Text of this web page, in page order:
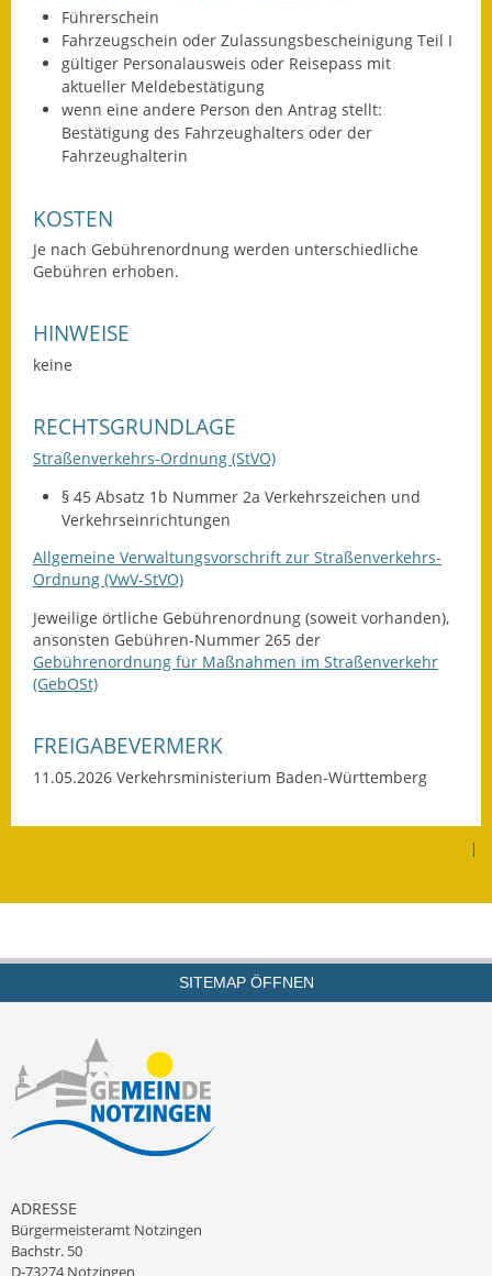
Sitzungsberichte 2018
Sitzungsberichte 2019
Haushalt & Finanzen
Wasserversorgung
Heiraten in Notzingen
Mitarbeiter
Ortsrecht
Bauen und Wohnen
Führerschein
Fahrzeugschein oder Zulassungsbescheinigung Teil I
gültiger Personalausweis oder Reisepass mit
aktueller Meldebestätigung
wenn eine andere Person den Antrag stellt:
Bestätigung des Fahrzeughalters oder der
Fahrzeughalterin
KOSTEN
Je nach Gebührenordnung werden unterschiedliche
Gebühren erhoben.
HINWEISE
keine
RECHTSGRUNDLAGE
Straßenverkehrs-Ordnung (StVO)
§ 45 Absatz 1b Nummer 2a Verkehrszeichen und
Verkehrseinrichtungen
Allgemeine Verwaltungsvorschrift zur Straßenverkehrs-
Ordnung (VwV-StVO)
Jeweilige örtliche Gebührenordnung (soweit vorhanden),
ansonsten Gebühren-Nummer 265 der
Gebührenordnung für Maßnahmen im Straßenverkehr
(GebOSt)
FREIGABEVERMERK
11.05.2026 Verkehrsministerium Baden-Württemberg
|
SITEMAP ÖFFNEN
ADRESSE
Bürgermeisteramt Notzingen
Bachstr. 50
D-73274 Notzingen